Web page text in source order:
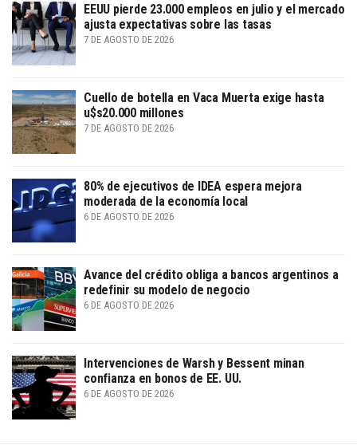
EEUU pierde 23.000 empleos en julio y el mercado
ajusta expectativas sobre las tasas
7 DE AGOSTO DE 2026
Cuello de botella en Vaca Muerta exige hasta
u$s20.000 millones
7 DE AGOSTO DE 2026
80% de ejecutivos de IDEA espera mejora
moderada de la economía local
6 DE AGOSTO DE 2026
Avance del crédito obliga a bancos argentinos a
redefinir su modelo de negocio
6 DE AGOSTO DE 2026
Intervenciones de Warsh y Bessent minan
confianza en bonos de EE. UU.
6 DE AGOSTO DE 2026